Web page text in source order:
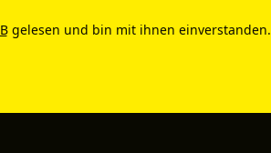
gelesen und bin mit ihnen einverstanden.